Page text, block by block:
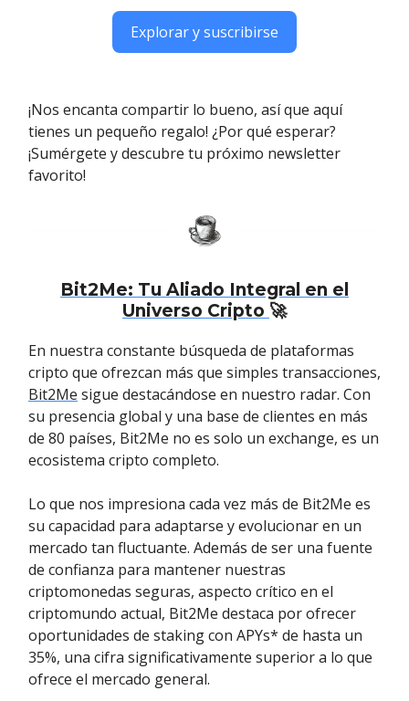
Explorar y suscribirse
¡Nos encanta compartir lo bueno, así que aquí
tienes un pequeño regalo! ¿Por qué esperar?
¡Sumérgete y descubre tu próximo newsletter
favorito!
Bit2Me: Tu Aliado Integral en el
Universo Cripto 🚀
En nuestra constante búsqueda de plataformas
cripto que ofrezcan más que simples transacciones,
Bit2Me sigue destacándose en nuestro radar. Con
su presencia global y una base de clientes en más
de 80 países, Bit2Me no es solo un exchange, es un
ecosistema cripto completo.
Lo que nos impresiona cada vez más de Bit2Me es
su capacidad para adaptarse y evolucionar en un
mercado tan fluctuante. Además de ser una fuente
de confianza para mantener nuestras
criptomonedas seguras, aspecto crítico en el
criptomundo actual, Bit2Me destaca por ofrecer
oportunidades de staking con APYs* de hasta un
35%, una cifra significativamente superior a lo que
ofrece el mercado general.